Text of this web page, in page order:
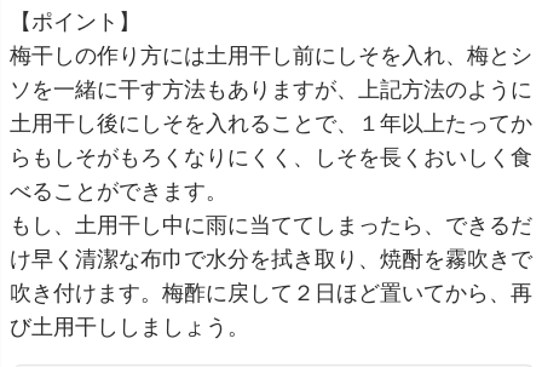
【ポイント】
梅干しの作り方には土用干し前にしそを入れ、梅とシ
ソを一緒に干す方法もありますが、上記方法のように
土用干し後にしそを入れることで、１年以上たってか
らもしそがもろくなりにくく、しそを長くおいしく食
べることができます。
もし、土用干し中に雨に当ててしまったら、できるだ
け早く清潔な布巾で水分を拭き取り、焼酎を霧吹きで
吹き付けます。梅酢に戻して２日ほど置いてから、再
び土用干ししましょう。